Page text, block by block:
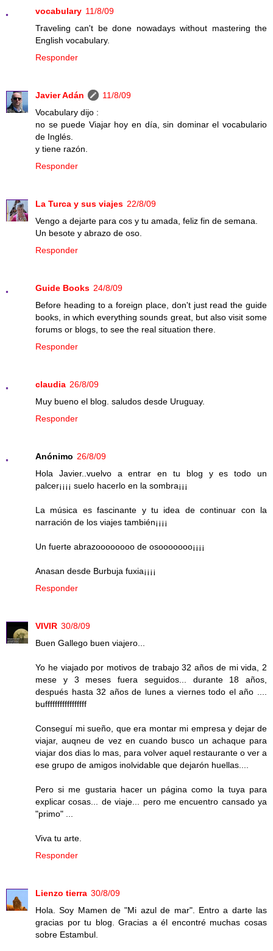
vocabulary 11/8/09
Traveling can't be done nowadays without mastering the
English vocabulary.
Responder
Javier Adán
11/8/09
Vocabulary dijo :
no se puede Viajar hoy en día, sin dominar el vocabulario
de Inglés.
y tiene razón.
Responder
La Turca y sus viajes 22/8/09
Vengo a dejarte para cos y tu amada, feliz fin de semana.
Un besote y abrazo de oso.
Responder
Guide Books 24/8/09
Before heading to a foreign place, don't just read the guide
books, in which everything sounds great, but also visit some
forums or blogs, to see the real situation there.
Responder
claudia 26/8/09
Muy bueno el blog. saludos desde Uruguay.
Responder
Anónimo 26/8/09
Hola Javier..vuelvo a entrar en tu blog y es todo un
palcer¡¡¡¡ suelo hacerlo en la sombra¡¡¡
La música es fascinante y tu idea de continuar con la
narración de los viajes también¡¡¡¡
Un fuerte abrazoooooooo de osooooooo¡¡¡¡
Anasan desde Burbuja fuxia¡¡¡¡
Responder
VIVIR 30/8/09
Buen Gallego buen viajero...
Yo he viajado por motivos de trabajo 32 años de mi vida, 2
mese y 3 meses fuera seguidos... durante 18 años,
después hasta 32 años de lunes a viernes todo el año ....
bufffffffffffffffff
Conseguí mi sueño, que era montar mi empresa y dejar de
viajar, auqneu de vez en cuando busco un achaque para
viajar dos dias lo mas, para volver aquel restaurante o ver a
ese grupo de amigos inolvidable que dejarón huellas....
Pero si me gustaria hacer un página como la tuya para
explicar cosas... de viaje... pero me encuentro cansado ya
"primo" ...
Viva tu arte.
Responder
Lienzo tierra 30/8/09
Hola. Soy Mamen de "Mi azul de mar". Entro a darte las
gracias por tu blog. Gracias a él encontré muchas cosas
sobre Estambul.